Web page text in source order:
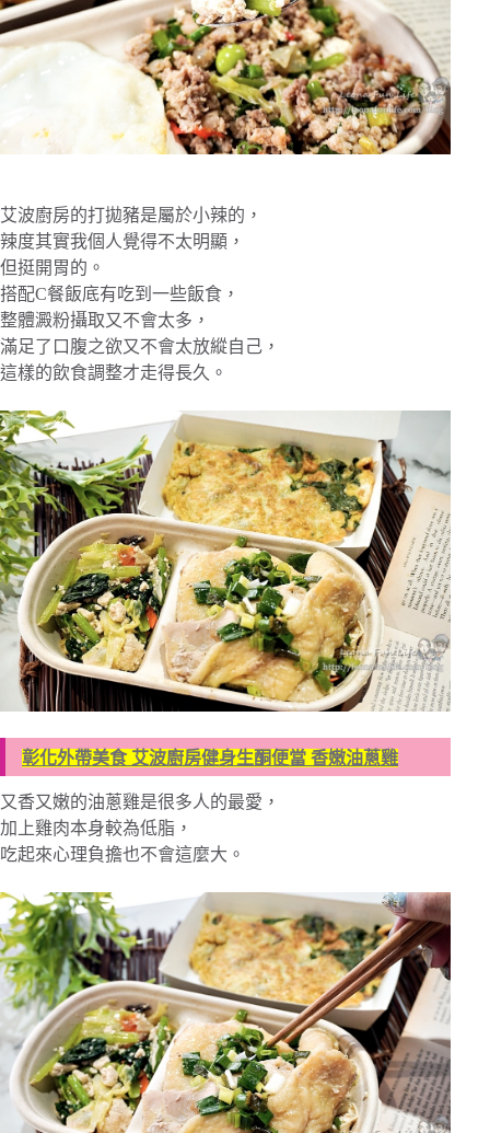
艾波廚房的打拋豬是屬於小辣的，
辣度其實我個人覺得不太明顯，
但挺開胃的。
搭配C餐飯底有吃到一些飯食，
整體澱粉攝取又不會太多，
滿足了口腹之欲又不會太放縱自己，
這樣的飲食調整才走得長久。
彰化外帶美食 艾波廚房健身生酮便當 香嫩油蔥雞
又香又嫩的油蔥雞是很多人的最愛，
加上雞肉本身較為低脂，
吃起來心理負擔也不會這麼大。